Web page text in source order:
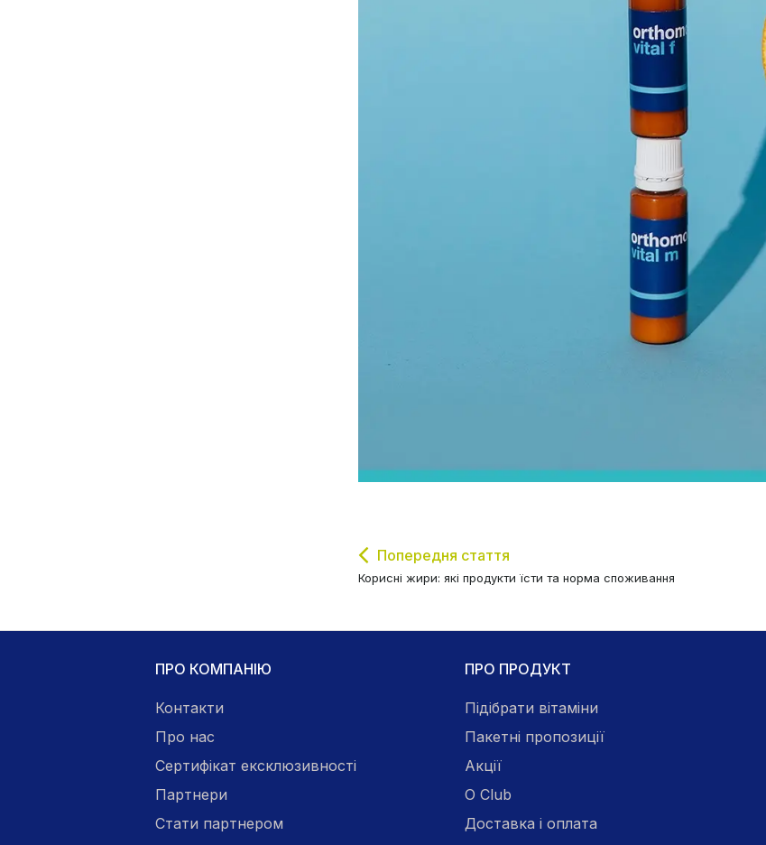
Попередня стаття
Корисні жири: які продукти їсти та норма споживання
ПРО КОМПАНІЮ
Контакти
Про нас
Сертифікат ексклюзивності
Партнери
Стати партнером
ПРО ПРОДУКТ
Підібрати вітаміни
Пакетні пропозиції
Акції
O Club
Доставка і оплата